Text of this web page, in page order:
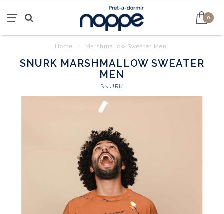
0
Home Marshmallow Sweater Men
SNURK MARSHMALLOW SWEATER
MEN
SNURK